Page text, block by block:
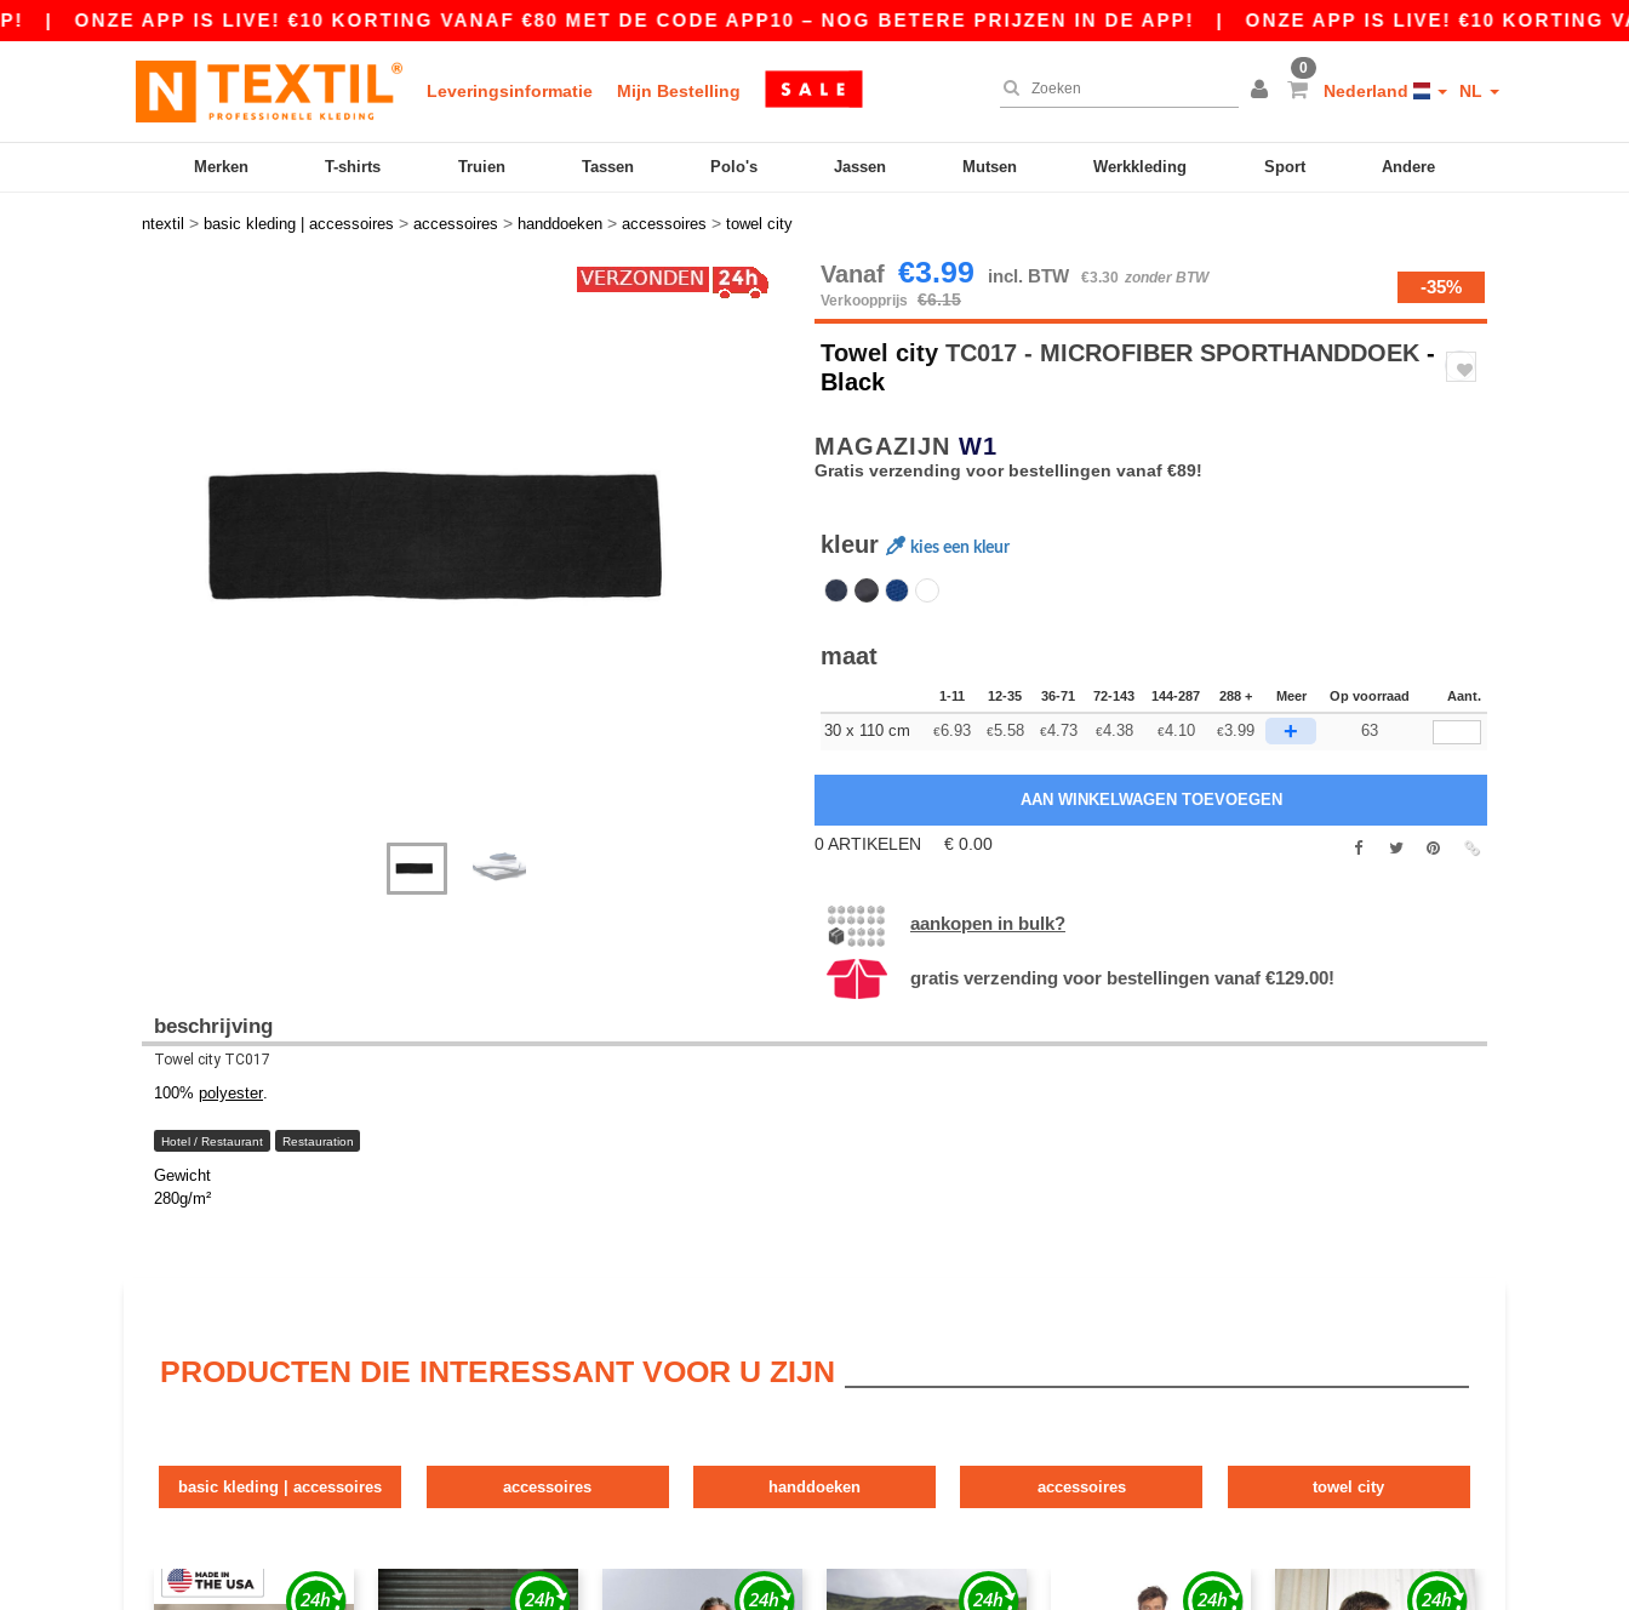
ONZE APP IS LIVE! €10 KORTING VANAF €80 MET DE CODE APP10 – NOG BETERE PRIJZEN IN DE APP! |ONZE APP IS LIVE! €10 KORTING
Leveringsinformatie Mijn Bestelling
0
Nederland NL
Merken T-shirts Truien Tassen Polo's Jassen Mutsen Werkkleding Sport Andere
ntextil > basic kleding | accessoires > accessoires > handdoeken > accessoires > towel city
Vanaf €3.99 incl. BTW €3.30 zonder BTW
Verkoopprijs
€6.15
-35%
Towel city TC017 - MICROFIBER SPORTHANDDOEK -
Black
MAGAZIJN W1
Gratis verzending voor bestellingen vanaf €89!
kleur kies een kleur
maat
1-11 12-35 36-71 72-143 144-287 288 + Meer Op voorraad Aant.
30 x 110 cm €6.93 €5.58 €4.73 €4.38 €4.10 €3.99 + 63
0ARTIKELEN € 0.00
aankopen in bulk?
gratis verzending voor bestellingen vanaf €129.00!
beschrijving
Towel city TC017
100% polyester.
Hotel / Restaurant Restauration
Gewicht
280g/m²
PRODUCTEN DIE INTERESSANT VOOR U ZIJN
basic kleding | accessoires accessoires handdoeken accessoires towel city